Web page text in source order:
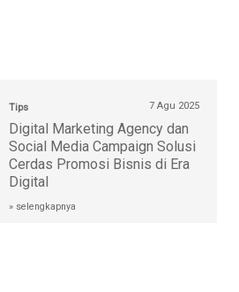
Tips 7 Agu 2025
Digital Marketing Agency dan
Social Media Campaign Solusi
Cerdas Promosi Bisnis di Era
Digital
» selengkapnya